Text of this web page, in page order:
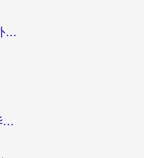
香港优酷地区限制怎么办？海外党亲测有效的追剧解决方案
Mac翻墙回国免费？2026海外华人亲测：从CCTV5直播到国内APP，这样选加速器才靠谱